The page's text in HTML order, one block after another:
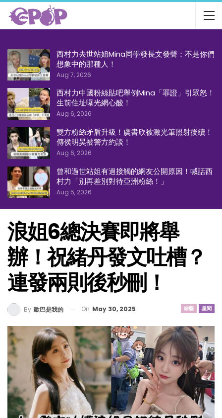
西村力去世站姐Mina同學發長文發聲：不是你們
想象中的那種人！
Aug 7, 2026
西村力中國粉絲貼吧舉例Mina「罪證」引眾怒！
生前住址曝光網心酸！
Aug 6, 2026
雙方粉絲矛盾升級！虞書欣被激光筆照射後續！
傳侯明昊被警方約談！
Aug 6, 2026
曾和過世站姐有過接觸的網友公開原因！喊話西
村力「別再差別對待亞洲粉絲！」
Aug 5, 2026
浪姐6總決賽即將舉
辦！祝緒丹發文吐槽？
連發兩則後秒刪！
綜藝 星聞
By 歐巴是我的 On May 30, 2025